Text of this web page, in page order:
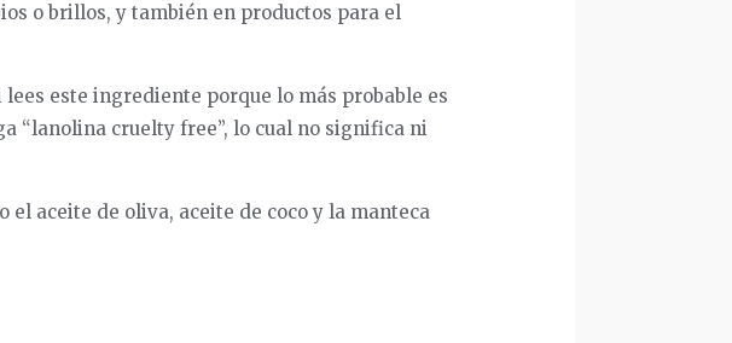
o brillos, y también en productos para el
este ingrediente porque lo más probable es
“lanolina cruelty free”, lo cual no significa ni
aceite de oliva, aceite de coco y la manteca